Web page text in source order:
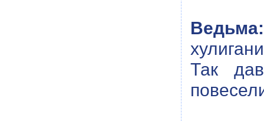
Ведьма:
Так